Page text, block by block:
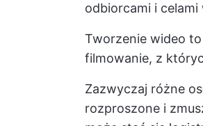
odbiorcami i celami
Tworzenie wideo
filmowanie, z
Zazwyczaj różne
rozproszone i